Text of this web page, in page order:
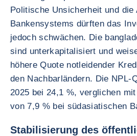
Politische Unsicherheit und die
Bankensystems dürften das
jedoch schwächen. Die
sind unterkapitalisiert und
höhere Quote notleidender
den Nachbarländern. Die NPL-
2025 bei 24,1 %, verglichen
von 7,9 % bei südasiatischen
Stabilisierung des